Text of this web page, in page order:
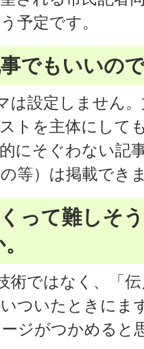
予定です。
でもいいの
は設定しません
トを主体にして
にそぐわない記
等）は掲載でき
って難しそ
術ではなく、「
ついたときにま
ジがつかめると